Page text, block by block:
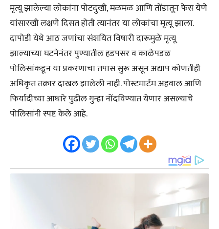
मृत्यू झालेल्या लोकांना पोटदुखी, मळमळ आणि तोंडातून फेस येणे
यांसारखी लक्षणे दिसत होती त्यानंतर या लोकांचा मृत्यू झाला.
दापोडी येथे आठ जणांचा संशयित विषारी दारूमुळे मृत्यू
झाल्याच्या घटनेनंतर पुण्यातील हडपसर व काळेपडळ
पोलिसांकडून या प्रकरणाचा तपास सुरू असून अद्याप कोणतीही
अधिकृत तक्रार दाखल झालेली नाही. पोस्टमार्टम अहवाल आणि
फिर्यादीच्या आधारे पुढील गुन्हा नोंदविण्यात येणार असल्याचे
पोलिसांनी स्पष्ट केले आहे.